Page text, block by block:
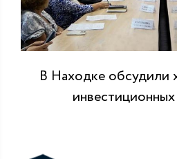
В Находке обсудили